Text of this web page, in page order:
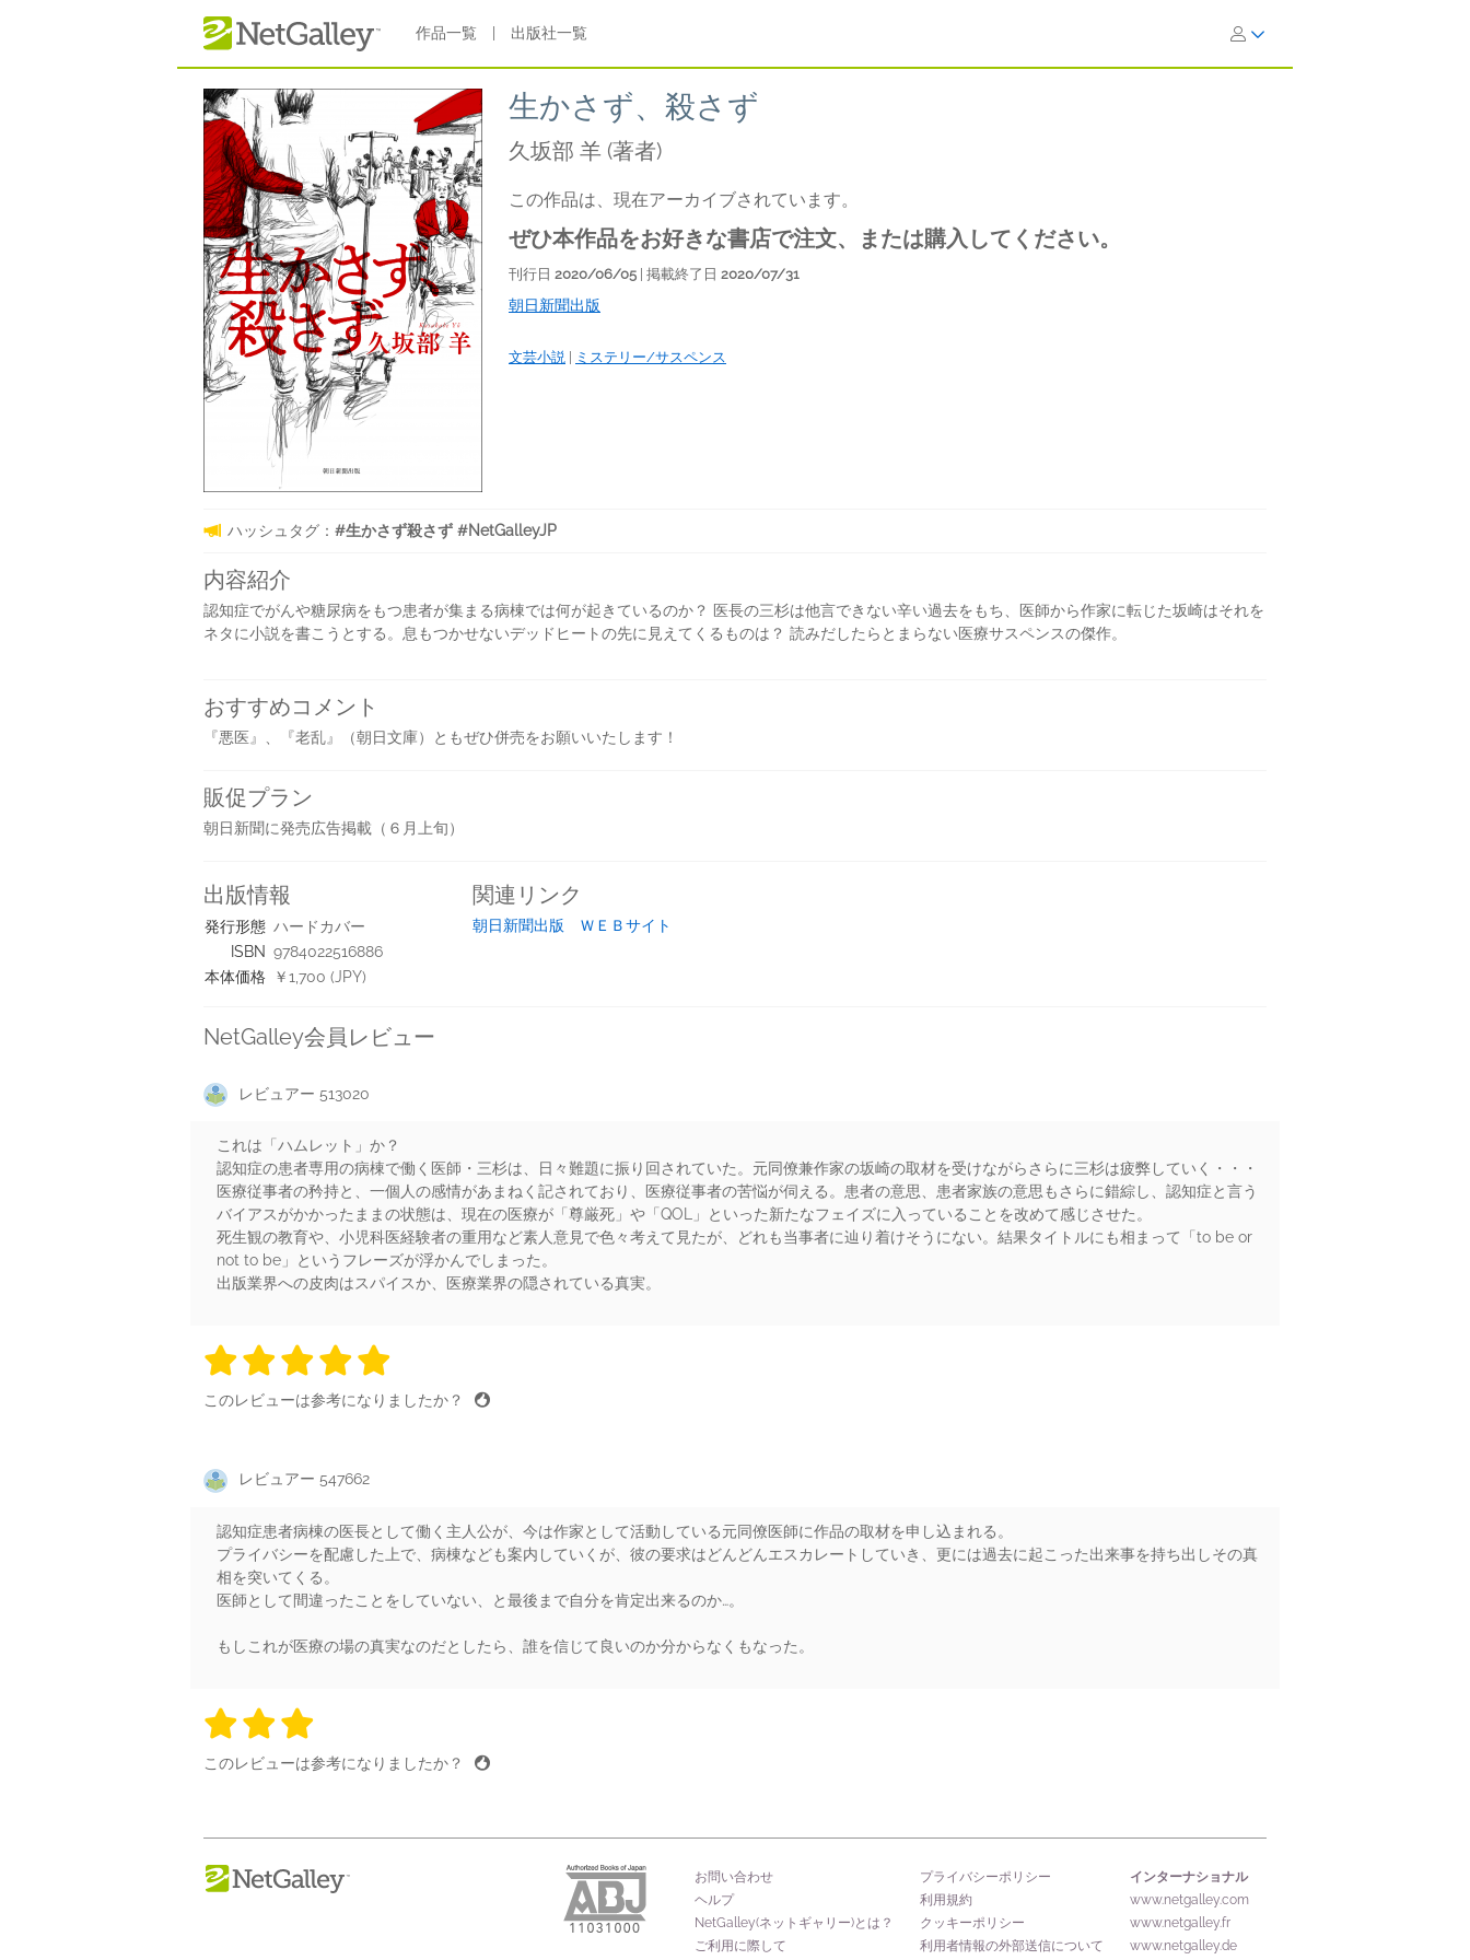
作品一覧 出版社一覧
生かさず、殺さず
久坂部 羊 (著者)
この作品は、現在アーカイブされています。
ぜひ本作品をお好きな書店で注文、または購入してください。
刊行日 2020/06/05 | 掲載終了日 2020/07/31
朝日新聞出版
文芸小説 ミステリー/サスペンス
ハッシュタグ： #生かさず殺さず #NetGalleyJP
内容紹介
認知症でがんや糖尿病をもつ患者が集まる病棟では何が起きているのか？ 医長の三杉は他言できない辛い過去をもち、医師から作家に転じた坂崎はそれを
ネタに小説を書こうとする。息もつかせないデッドヒートの先に見えてくるものは？ 読みだしたらとまらない医療サスペンスの傑作。
おすすめコメント
『悪医』、『老乱』（朝日文庫）ともぜひ併売をお願いいたします！
販促プラン
朝日新聞に発売広告掲載（６月上旬）
出版情報
発行形態 ハードカバー
ISBN 9784022516886
本体価格
￥1,700 (JPY)
関連リンク
朝日新聞出版 ＷＥＢサイト
NetGalley会員レビュー
レビュアー 513020
これは「ハムレット」か？
認知症の患者専用の病棟で働く医師・三杉は、日々難題に振り回されていた。元同僚兼作家の坂崎の取材を受けながらさらに三杉は疲弊していく・・・
医療従事者の矜持と、一個人の感情があまねく記されており、医療従事者の苦悩が伺える。患者の意思、患者家族の意思もさらに錯綜し、認知症と言う
バイアスがかかったままの状態は、現在の医療が「尊厳死」や「QOL」といった新たなフェイズに入っていることを改めて感じさせた。
死生観の教育や、小児科医経験者の重用など素人意見で色々考えて見たが、どれも当事者に辿り着けそうにない。結果タイトルにも相まって「to be or
not to be」というフレーズが浮かんでしまった。
出版業界への皮肉はスパイスか、医療業界の隠されている真実。
5 stars
5 stars
5 stars
5 stars
このレビューは参考になりましたか？
レビュアー 547662
認知症患者病棟の医長として働く主人公が、今は作家として活動している元同僚医師に作品の取材を申し込まれる。
プライバシーを配慮した上で、病棟なども案内していくが、彼の要求はどんどんエスカレートしていき、更には過去に起こった出来事を持ち出しその真
相を突いてくる。
医師として間違ったことをしていない、と最後まで自分を肯定出来るのか…。
もしこれが医療の場の真実なのだとしたら、誰を信じて良いのか分からなくもなった。
3 stars
3 stars
このレビューは参考になりましたか？
お問い合わせ
ヘルプ
NetGalley(ネットギャリー)とは？
ご利用に際して
プライバシーポリシー
利用規約
クッキーポリシー
利用者情報の外部送信について
インターナショナル
www.netgalley.com
www.netgalley.fr
www.netgalley.de